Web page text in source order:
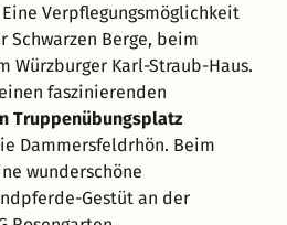
Eine Verpflegungsmöglichkeit
Schwarzen Berge, beim
Würzburger Karl-Straub-Haus.
faszinierenden
Truppenübungsplatz
Dammersfeldrhön. Beim
wunderschöne
Gestüt an der